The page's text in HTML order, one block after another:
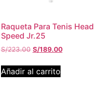
Raqueta Para Tenis Head
Speed Jr.25
S/223.00 S/189.00
Añadir al carrito